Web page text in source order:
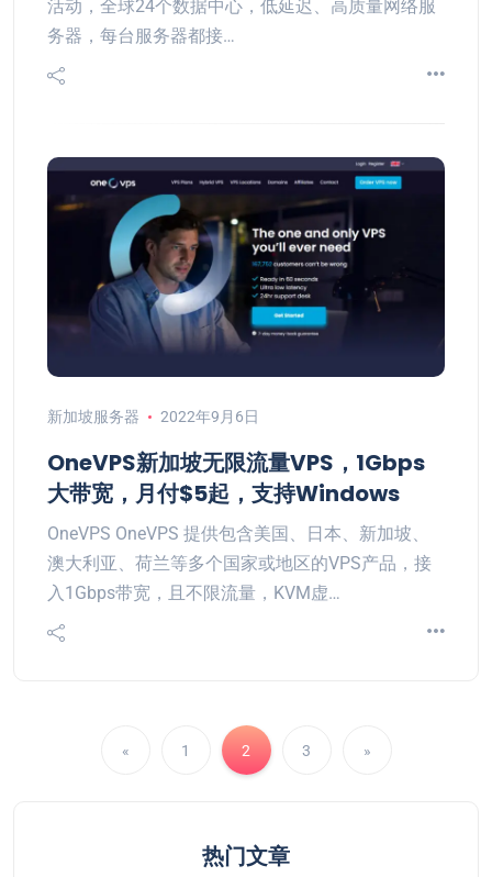
活动，全球24个数据中心，低延迟、高质量网络服
务器，每台服务器都接…
新加坡服务器 2022年9月6日
OneVPS新加坡无限流量VPS，1Gbps
大带宽，月付$5起，支持Windows
OneVPS OneVPS 提供包含美国、日本、新加坡、
澳大利亚、荷兰等多个国家或地区的VPS产品，接
入1Gbps带宽，且不限流量，KVM虚…
« 1 2 3 »
热门文章